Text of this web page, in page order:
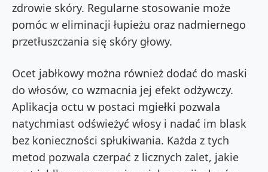
zdrowie skóry. Regularne stosowanie może
pomóc w eliminacji łupieżu oraz nadmiernego
przetłuszczania się skóry głowy.
Ocet jabłkowy można również dodać do maski
do włosów, co wzmacnia jej efekt odżywczy.
Aplikacja octu w postaci mgiełki pozwala
natychmiast odświeżyć włosy i nadać im blask
bez konieczności spłukiwania. Każda z tych
metod pozwala czerpać z licznych zalet, jakie